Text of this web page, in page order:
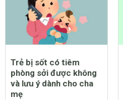
Trẻ bị sốt có tiêm
phòng sởi được không
và lưu ý dành cho cha
mẹ